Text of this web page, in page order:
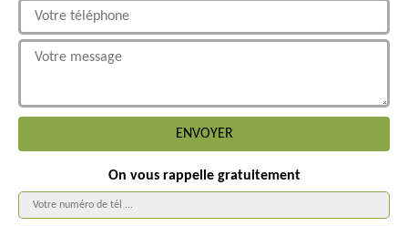
On vous rappelle gratuitement